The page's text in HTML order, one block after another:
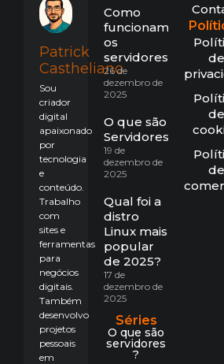
Patrick
Castheliano
Sou
criador
digital
apaixonado
por
tecnologia
e
conteúdo.
Trabalho
com
sites e
ferramentas
para
negócios
digitais.
Também
desenvolvo
projetos
pessoais
em
Como
funcionam
os
servidores?
26 de
dezembro de
2025
O que são
Servidores?
19 de
dezembro de
2025
Qual foi a
distro
Linux mais
popular
de 2025?
17 de
dezembro de
2025
Séries
O que são
servidores
?
de
de
de